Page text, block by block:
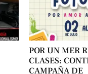
POR UN MER
CLASES:
CAMPAÑA DE